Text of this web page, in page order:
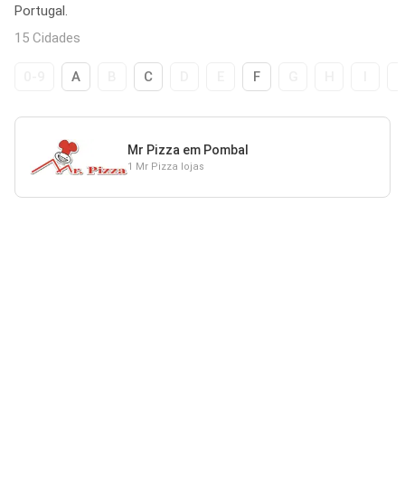
Portugal.
15 Cidades
A C F
Mr Pizza em Pombal
1 Mr Pizza lojas